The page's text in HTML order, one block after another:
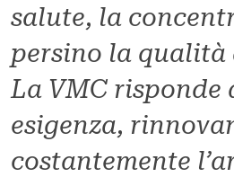
salute, la
persino la qualità
La VMC risponde
esigenza,
costantemente